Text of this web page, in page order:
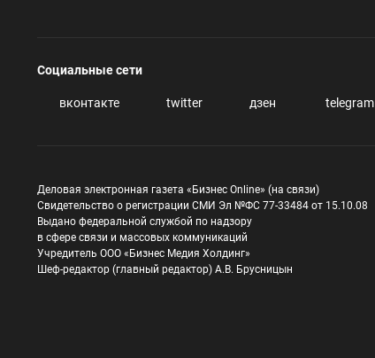
Социальные сети
вконтакте twitter дзен telegram
Деловая электронная газета «Бизнес Online» (на связи)
Свидетельство о регистрации СМИ Эл №ФС 77-33484 от 15.10.08
Выдано федеральной службой по надзору
в сфере связи и массовых коммуникаций
Учредитель ООО «Бизнес Медия Холдинг»
Шеф-редактор (главный редактор) А.В. Брусницын